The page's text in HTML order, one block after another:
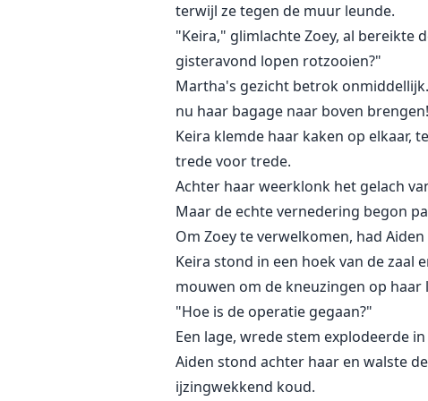
terwijl ze tegen de muur leunde.
"Keira," glimlachte Zoey, al bereikte
gisteravond lopen rotzooien?"
Martha's gezicht betrok
nu haar bagage naar boven
Keira klemde haar kaken op elkaar,
trede voor trede.
Achter haar weerklonk het gelach
Maar de echte vernedering begon
Om Zoey te verwelkomen, had
Keira stond in een hoek van de zaal
mouwen om de kneuzingen op
"Hoe is de operatie gegaan?"
Een lage, wrede stem explodeerde
Aiden stond achter haar en walste
ijzingwekkend koud.